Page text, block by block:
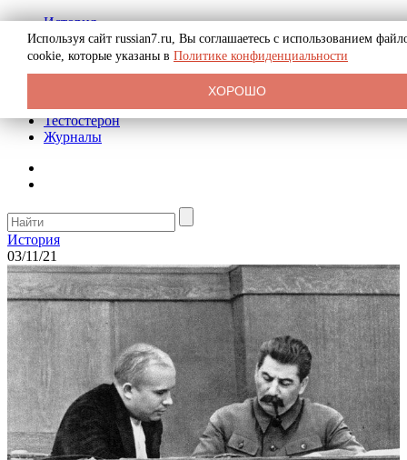
История
Биография
Криминал
Реклама на сайте
Тестостерон
Журналы
История
03/11/21
Используя сайт russian7.ru, Вы соглашаетесь с использованием
cookie, которые указаны в Политике конфиденциальности
ХОРОШО